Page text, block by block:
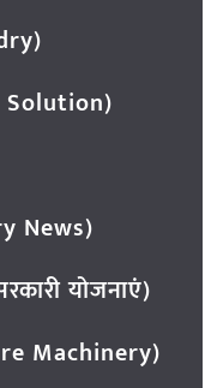
Solution)
News)
योजनाएं)
Machinery)